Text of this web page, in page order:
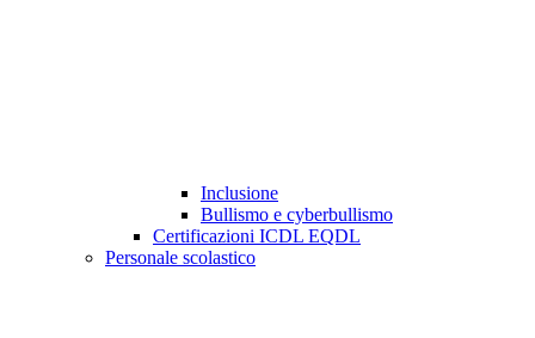
Inclusione
Bullismo e cyberbullismo
Certificazioni ICDL EQDL
Personale scolastico